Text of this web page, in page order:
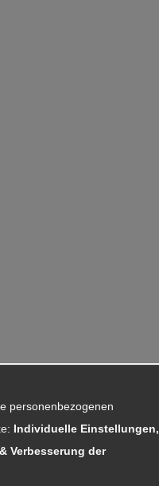
personenbezogenen
Individuelle Einstellungen,
Verbesserung der